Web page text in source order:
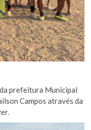
prefeitura Municipal
Campos através da